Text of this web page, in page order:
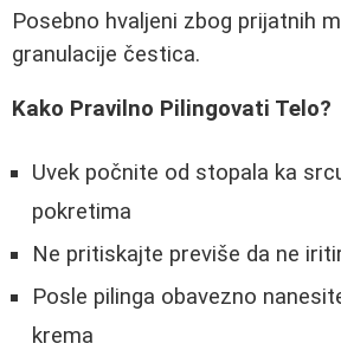
Posebno hvaljeni zbog prijatnih
granulacije čestica.
Kako Pravilno Pilingovati Telo?
Uvek počnite od stopala ka
pokretima
Ne pritiskajte previše da ne
Posle pilinga obavezno
krema